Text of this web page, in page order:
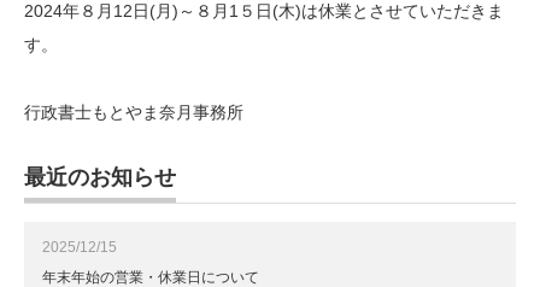
2024年８月12日(月)～８月1５日(木)は休業とさせていただきま
す。
行政書士もとやま奈月事務所
最近のお知らせ
2025/12/15
年末年始の営業・休業日について